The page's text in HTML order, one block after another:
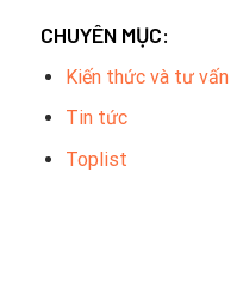
CHUYÊN MỤC:
Kiến thức và tư vấn
Tin tức
Toplist